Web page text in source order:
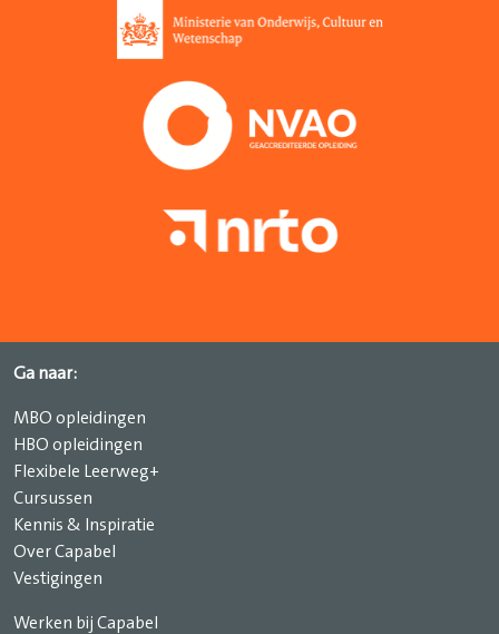
Ga naar:
MBO opleidingen
HBO opleidingen
Flexibele Leerweg+
Cursussen
Kennis & Inspiratie
Over Capabel
Vestigingen
Werken bij Capabel